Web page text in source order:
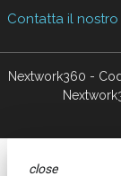
Contatta il
Nextwork360 -
close